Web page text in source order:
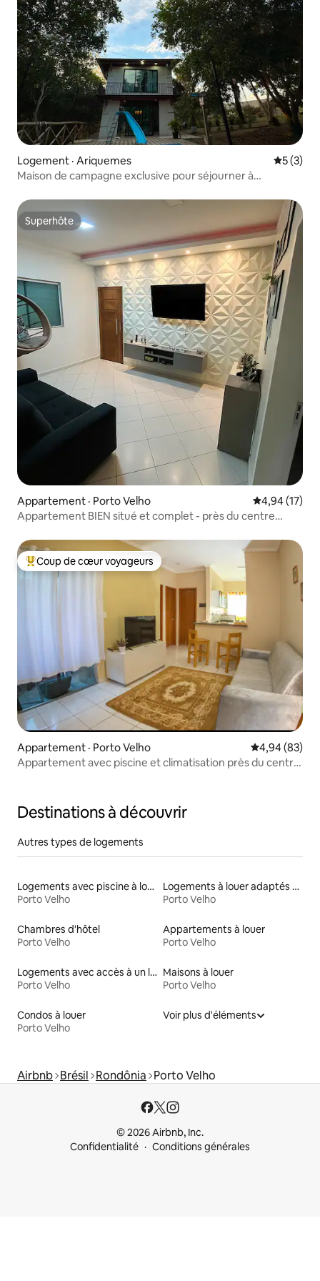
Logement · Ariquemes Note
5 (3)
Maison de campagne exclusive pour séjourner à
Superhôte
Superhôte
Appartement · Porto Velho Note
4,94 (17)
Appartement BIEN situé et complet - près du centre
Coup de cœur voyageurs parmi les plus aimés
Coup de cœur voyageurs
Appartement · Porto Velho Note
4,94 (83)
Appartement avec piscine et climatisation près du centre
Destinations à découvrir
Autres types de logements
Logements avec piscine à louer
Porto Velho
Logements à louer adaptés aux animaux
Porto Velho
Chambres d'hôtel
Porto Velho
Appartements à louer
Porto Velho
Logements avec accès à un lac
Porto Velho
Maisons à louer
Porto Velho
Condos à louer
Porto Velho
Voir plus d'éléments
Airbnb Brésil Rondônia Porto Velho
© 2026 Airbnb, Inc.
Confidentialité
Conditions générales